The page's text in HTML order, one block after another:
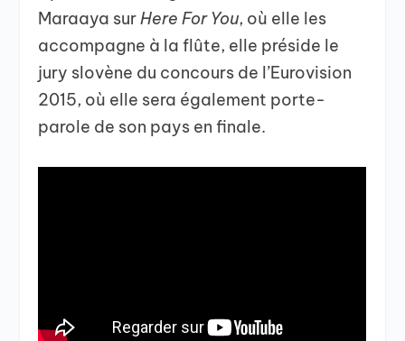
Maraaya surHere For You, où elle les
accompagne à la flûte, elle préside le
jury slovène du concours de l’Eurovision
2015, où elle sera également porte-
parole de son pays en finale.